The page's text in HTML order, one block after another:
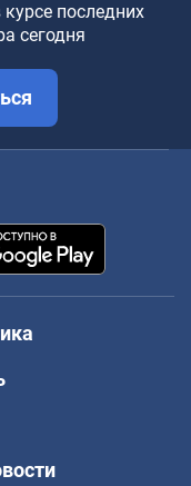
последних
сегодня